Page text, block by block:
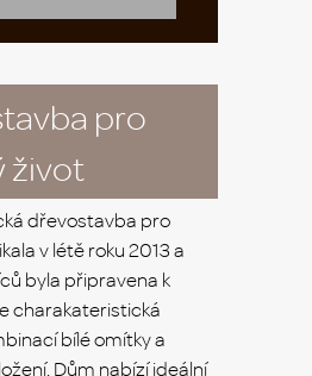
pro
život
dřevostavba pro
v létě roku 2013 a
byla připravena k
charakateristická
bílé omítky a
Dům nabízí ideální